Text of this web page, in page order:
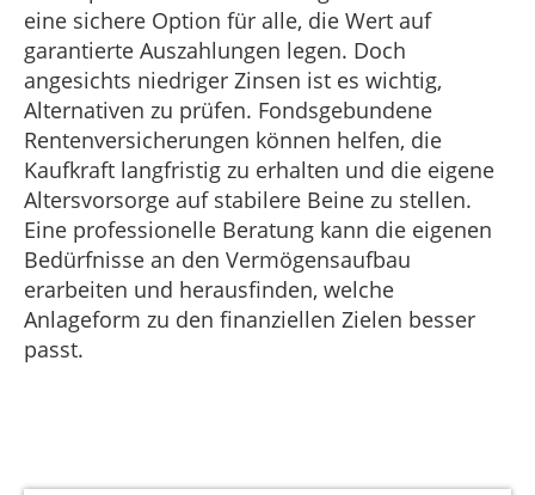
eine sichere Option für alle, die Wert auf
garantierte Auszahlungen legen. Doch
angesichts niedriger Zinsen ist es wichtig,
Alternativen zu prüfen. Fondsgebundene
Rentenversicherungen können helfen, die
Kaufkraft langfristig zu erhalten und die eigene
Altersvorsorge auf stabilere Beine zu stellen.
Eine professionelle Beratung kann die eigenen
Bedürfnisse an den Vermögensaufbau
erarbeiten und herausfinden, welche
Anlageform zu den finanziellen Zielen besser
passt.